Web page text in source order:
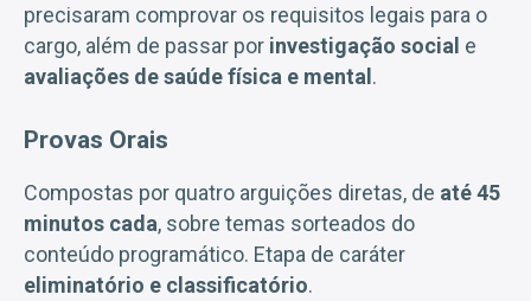
precisaram comprovar os requisitos legais para o
cargo, além de passar por investigação social e
avaliações de saúde física e mental .
Provas Orais
Compostas por quatro arguições diretas, de até 45
minutos cada, sobre temas sorteados do
conteúdo programático. Etapa de caráter
eliminatório e classificatório.